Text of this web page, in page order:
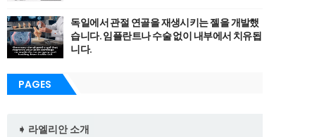
독일에서 관절 연골을 재생시키는 젤을 개발했
습니다. 임플란트나 수술 없이 내부에서 치유됩
니다.
PAGES
➧ 라엘리안 소개